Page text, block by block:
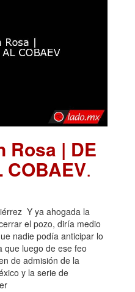
Rosa | DE
COBAEV.
Y ya ahogada la
el pozo, diría medio
nadie podía anticipar lo
que luego de ese feo
de admisión de la
y la serie de